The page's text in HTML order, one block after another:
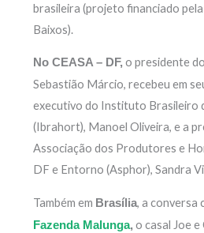
brasileira (projeto financiado
Baixos).
No CEASA – DF, o presidente
Sebastião Márcio, recebeu em
executivo do Instituto Brasileiro
(Ibrahort), Manoel Oliveira, e a
Associação dos Produtores e
DF e Entorno (Asphor), Sandra
Também em Brasília, a conversa
Fazenda Malunga, o casal Joe e